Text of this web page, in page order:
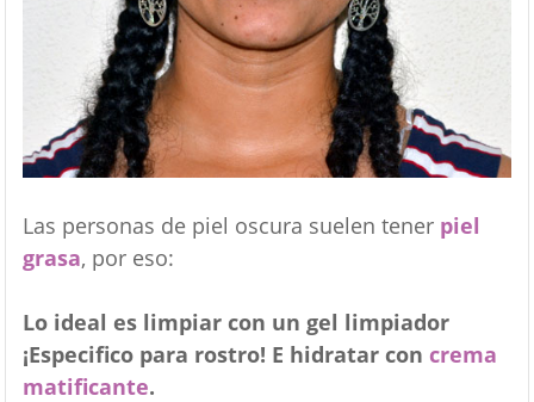
Las personas de piel oscura suelen tener piel
grasa, por eso:
Lo ideal es limpiar con un gel limpiador
¡Especifico para rostro! E hidratar con crema
matificante.